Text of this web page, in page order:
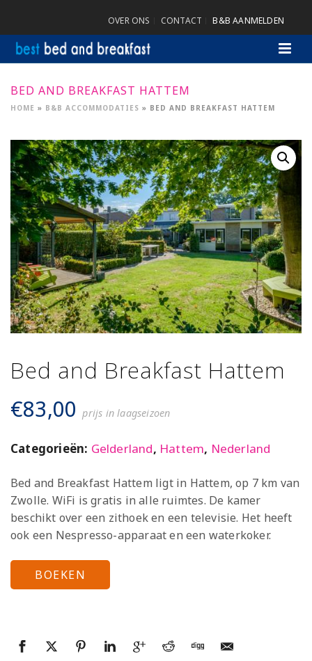
OVER ONS CONTACT B&B AANMELDEN
BED AND BREAKFAST HATTEM
HOME » B&B ACCOMMODATIES » BED AND BREAKFAST HATTEM
Bed and Breakfast Hattem
€83,00 prijs in laagseizoen
Categorieën: Gelderland, Hattem, Nederland
Bed and Breakfast Hattem ligt in Hattem, op 7 km van
Zwolle. WiFi is gratis in alle ruimtes. De kamer
beschikt over een zithoek en een televisie. Het heeft
ook een Nespresso-apparaat en een waterkoker.
BOEKEN